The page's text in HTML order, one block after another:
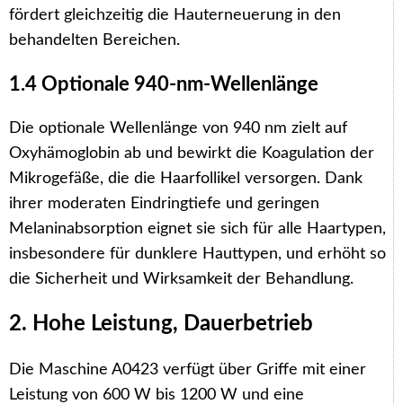
fördert gleichzeitig die Hauterneuerung in den
behandelten Bereichen.
1.4 Optionale 940-nm-Wellenlänge
Die optionale Wellenlänge von 940 nm zielt auf
Oxyhämoglobin ab und bewirkt die Koagulation der
Mikrogefäße, die die Haarfollikel versorgen. Dank
ihrer moderaten Eindringtiefe und geringen
Melaninabsorption eignet sie sich für alle Haartypen,
insbesondere für dunklere Hauttypen, und erhöht so
die Sicherheit und Wirksamkeit der Behandlung.
2. Hohe Leistung, Dauerbetrieb
Die Maschine A0423 verfügt über Griffe mit einer
Leistung von 600 W bis 1200 W und eine